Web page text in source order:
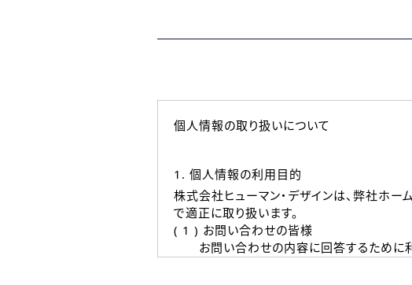
個人情報の取り扱いについて
1. 個人情報の利用目的
株式会社ヒューマン・デザインは、弊社ホ
で適正に取り扱います。
( 1 ) お問い合わせの皆様
お問い合わせの内容に回答するために利